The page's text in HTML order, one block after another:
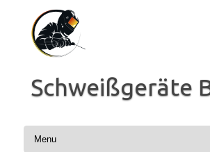
Inhalt
springen
Schweißgeräte